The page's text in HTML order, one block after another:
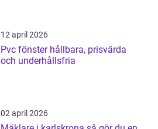
12 april 2026
Pvc fönster hållbara, prisvärda
och underhållsfria
02 april 2026